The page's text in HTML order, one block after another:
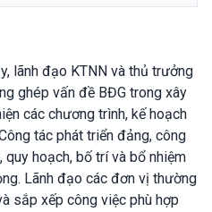
lãnh đạo KTNN và thủ trưởng
ghép vấn đề BĐG trong xây
các chương trình, kế hoạch
tác phát triển đảng, công
hoạch, bố trí và bổ nhiệm
Lãnh đạo các đơn vị thường
sắp xếp công việc phù hợp